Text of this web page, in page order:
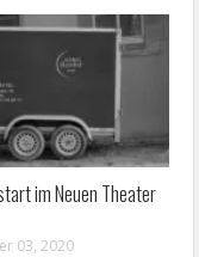
im Neuen Theater
03, 2020